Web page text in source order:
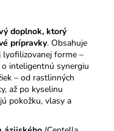
doplnok, ktorý
prípravky. Obsahuje
lyofilizovanej forme –
inteligentnú synergiu
– od rastlinných
až po kyselinu
pokožku, vlasy a